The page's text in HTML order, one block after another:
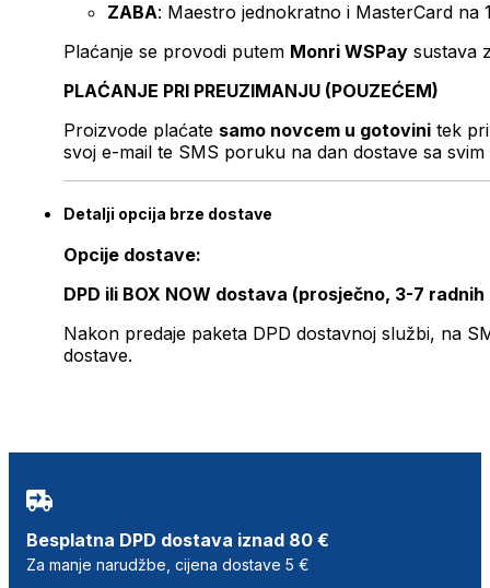
ZABA: Maestro jednokratno i MasterCard na
Plaćanje se provodi putem Monri WSPay sustava
PLAĆANJE PRI PREUZIMANJU (POUZEĆEM)
Proizvode plaćate samo novcem u gotovini tek
svoj e-mail te SMS poruku na dan dostave sa svim
Detalji opcija brze dostave
Opcije dostave:
DPD ili BOX NOW dostava (prosječno, 3-7 radnih
Nakon predaje paketa DPD dostavnoj službi, na
dostave.
Besplatna DPD dostava iznad 80 €
Za manje narudžbe, cijena dostave 5 €